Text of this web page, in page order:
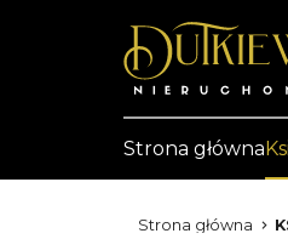
Strona główna
Strona główna